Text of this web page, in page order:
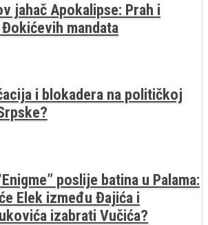
jahač Apokalipse: Prah i
mandata
i blokadera na političkoj
poslije batina u Palama:
Elek između Đajića i
izabrati Vučića?